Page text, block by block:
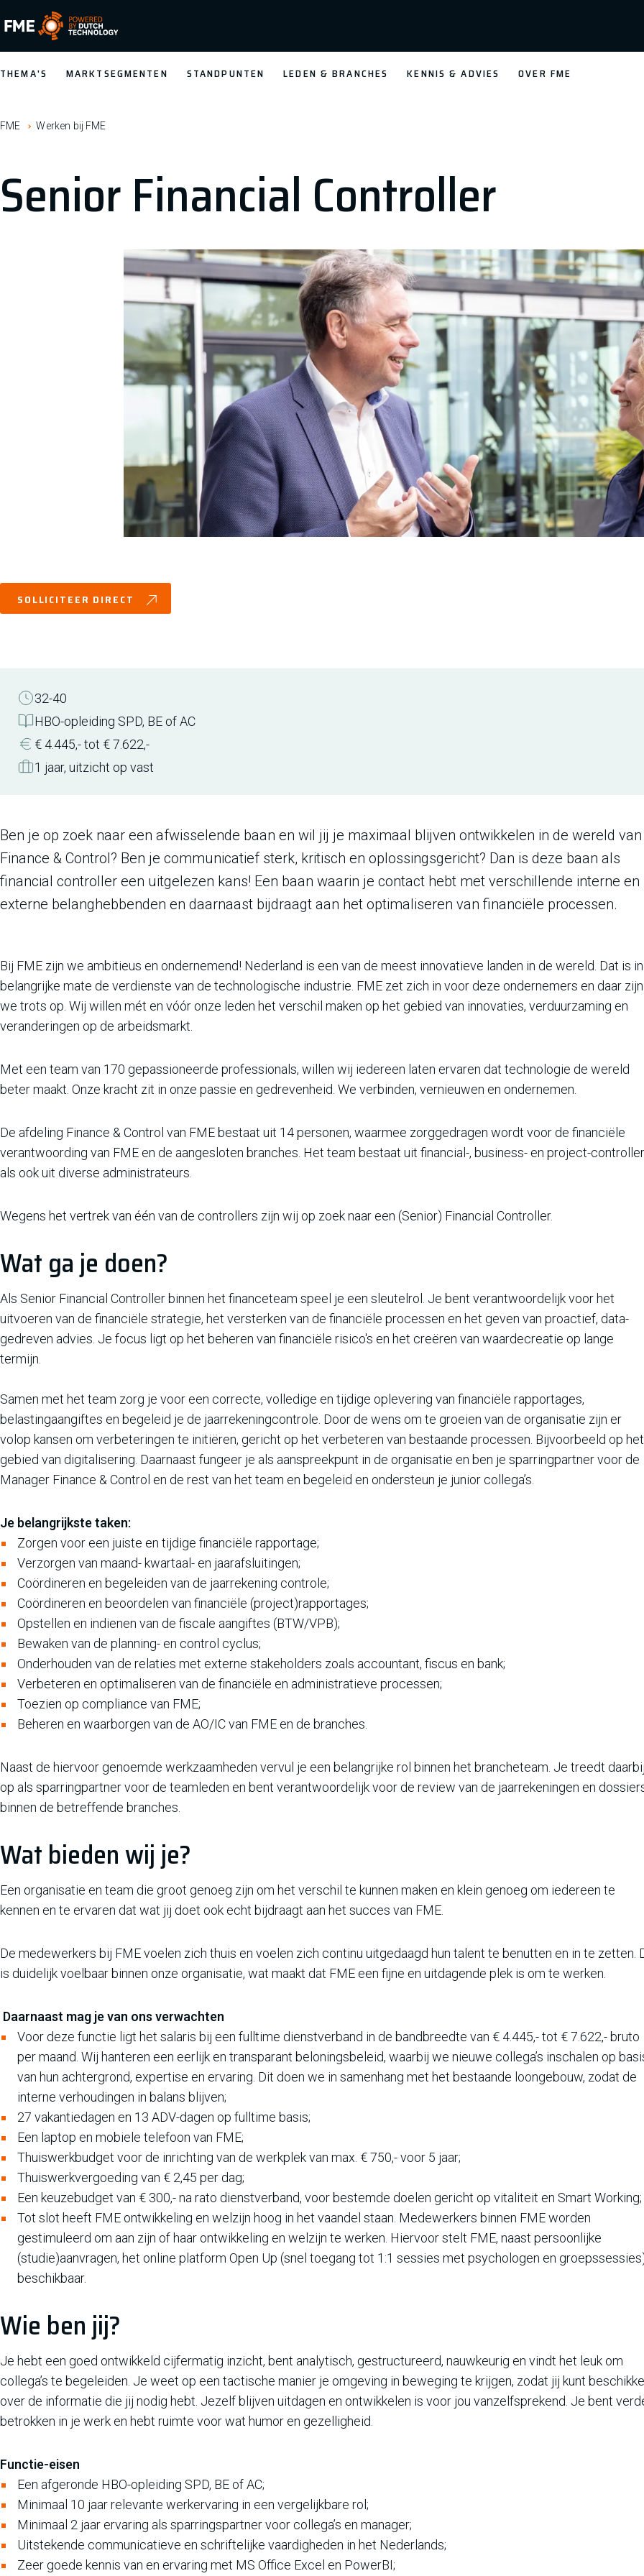
FME Logo, to the homepage
THEMA'S MARKTSEGMENTEN STANDPUNTEN LEDEN & BRANCHES KENNIS & ADVIES OVER FME
FME Werken bij FME
Senior Financial Controller
SOLLICITEER DIRECT
Contract uren
32-40
Opleidingsniveau
HBO-opleiding SPD, BE of AC
Salaris indicatie
€ 4.445,- tot € 7.622,-
Contract type
1 jaar, uitzicht op vast
Ben je op zoek naar een afwisselende baan en wil jij je maximaal blijven ontwikkelen in de wereld van
Finance & Control? Ben je communicatief sterk, kritisch en oplossingsgericht? Dan is deze baan als
financial controller een uitgelezen kans! Een baan waarin je contact hebt met verschillende interne en
externe belanghebbenden en daarnaast bijdraagt aan het optimaliseren van financiële processen.
Bij FME zijn we ambitieus en ondernemend! Nederland is een van de meest innovatieve landen in de wereld. Dat is in
belangrijke mate de verdienste van de technologische industrie. FME zet zich in voor deze ondernemers en daar zijn
we trots op. Wij willen mét en vóór onze leden het verschil maken op het gebied van innovaties, verduurzaming en
veranderingen op de arbeidsmarkt.
Met een team van 170 gepassioneerde professionals, willen wij iedereen laten ervaren dat technologie de wereld
beter maakt. Onze kracht zit in onze passie en gedrevenheid. We verbinden, vernieuwen en ondernemen.
De afdeling Finance & Control van FME bestaat uit 14 personen, waarmee zorggedragen wordt voor de financiële
verantwoording van FME en de aangesloten branches. Het team bestaat uit financial-, business- en project-
als ook uit diverse administrateurs.
Wegens het vertrek van één van de controllers zijn wij op zoek naar een (Senior) Financial Controller.
Wat ga je doen?
Als Senior Financial Controller binnen het financeteam speel je een sleutelrol. Je bent verantwoordelijk voor het
uitvoeren van de financiële strategie, het versterken van de financiële processen en het geven van proactief, data-
gedreven advies. Je focus ligt op het beheren van financiële risico's en het creëren van waardecreatie op lange
termijn.
Samen met het team zorg je voor een correcte, volledige en tijdige oplevering van financiële rapportages,
belastingaangiftes en begeleid je de jaarrekeningcontrole. Door de wens om te groeien van de organisatie zijn er
volop kansen om verbeteringen te initiëren, gericht op het verbeteren van bestaande processen. Bijvoorbeeld op het
gebied van digitalisering. Daarnaast fungeer je als aanspreekpunt in de organisatie en ben je sparringpartner voor de
Manager Finance & Control en de rest van het team en begeleid en ondersteun je junior collega’s.
Je belangrijkste taken:
Zorgen voor een juiste en tijdige financiële rapportage;
Verzorgen van maand- kwartaal- en jaarafsluitingen;
Coördineren en begeleiden van de jaarrekening controle;
Coördineren en beoordelen van financiële (project)rapportages;
Opstellen en indienen van de fiscale aangiftes (BTW/VPB);
Bewaken van de planning- en control cyclus;
Onderhouden van de relaties met externe stakeholders zoals accountant, fiscus en bank;
Verbeteren en optimaliseren van de financiële en administratieve processen;
Toezien op compliance van FME;
Beheren en waarborgen van de AO/IC van FME en de branches.
Naast de hiervoor genoemde werkzaamheden vervul je een belangrijke rol binnen het brancheteam. Je treedt
op als sparringpartner voor de teamleden en bent verantwoordelijk voor de review van de jaarrekeningen en
binnen de betreffende branches.
Wat bieden wij je?
Een organisatie en team die groot genoeg zijn om het verschil te kunnen maken en klein genoeg om iedereen te
kennen en te ervaren dat wat jij doet ook echt bijdraagt aan het succes van FME.
De medewerkers bij FME voelen zich thuis en voelen zich continu uitgedaagd hun talent te benutten en in te zetten.
is duidelijk voelbaar binnen onze organisatie, wat maakt dat FME een fijne en uitdagende plek is om te werken.
Daarnaast mag je van ons verwachten
Voor deze functie ligt het salaris bij een fulltime dienstverband in de bandbreedte van € 4.445,- tot € 7.622,- bruto
per maand. Wij hanteren een eerlijk en transparant beloningsbeleid, waarbij we nieuwe collega’s inschalen op
van hun achtergrond, expertise en ervaring. Dit doen we in samenhang met het bestaande loongebouw, zodat de
interne verhoudingen in balans blijven;
27 vakantiedagen en 13 ADV-dagen op fulltime basis;
Een laptop en mobiele telefoon van FME;
Thuiswerkbudget voor de inrichting van de werkplek van max. € 750,- voor 5 jaar;
Thuiswerkvergoeding van € 2,45 per dag;
Een keuzebudget van € 300,- na rato dienstverband, voor bestemde doelen gericht op vitaliteit en Smart Working;
Tot slot heeft FME ontwikkeling en welzijn hoog in het vaandel staan. Medewerkers binnen FME worden
gestimuleerd om aan zijn of haar ontwikkeling en welzijn te werken. Hiervoor stelt FME, naast persoonlijke
(studie)aanvragen, het online platform Open Up (snel toegang tot 1:1 sessies met psychologen en
beschikbaar.
Wie ben jij?
Je hebt een goed ontwikkeld cijfermatig inzicht, bent analytisch, gestructureerd, nauwkeurig en vindt het leuk om
collega’s te begeleiden. Je weet op een tactische manier je omgeving in beweging te krijgen, zodat jij kunt
over de informatie die jij nodig hebt. Jezelf blijven uitdagen en ontwikkelen is voor jou vanzelfsprekend. Je bent
betrokken in je werk en hebt ruimte voor wat humor en gezelligheid.
Functie-eisen
Een afgeronde HBO-opleiding SPD, BE of AC;
Minimaal 10 jaar relevante werkervaring in een vergelijkbare rol;
Minimaal 2 jaar ervaring als sparringspartner voor collega’s en manager;
Uitstekende communicatieve en schriftelijke vaardigheden in het Nederlands;
Zeer goede kennis van en ervaring met MS Office Excel en PowerBI;